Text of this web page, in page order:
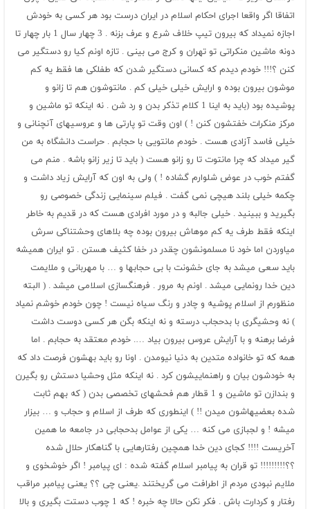
اتفاقا اگر واقعا اجرای احکام اسلام در ایران درست بود هر کسی به خودش
اجازه نمیداد که بیرون تیپ خلاف شرع و عرف بزنه . 3 چهار سال 1 بار چهار تا
دونه ماشین منکراتی تو تهران و کرج می بینی . تازه اونم کیا رو دستگیر می
کنن ؟!!! خودم دیدم که کسانی دستگیر شدن که طفلکی ها فقط یه کم
موشون بیرون بوده و ارایش خیلی خیلی کم . مانتوشون هم تا زانو و
پوشیده بود (باید به اینا 1 کلام تذکر بدن و رد شن . نه اینکه تو ماشین و
مرکز منکرات خفتشون کنن ! ) اون وقت تو پارتی ها و عروسیهای آنچنانی و
خیلی فاسد آزادی هست . خودم مانتویی با حجابم . حراست دانشگاه به من
گیر میداد که چرا مانتوت تا رو زانو هست ( باید تا زیر زانو باشه . منم می
گفتم خوب در عوض شلوارم گشاده ! ) ولی به اون که آرایش زیاد داشت و
چکمه خیلی بلند هیچی نمی گفت . فیلم سینمایی زندگی خصوصی رو
بگیرید و ببینید . خیلی جالبه و در مورد افرادی هست که در قدیم به خاطر
اینکه فقط طرف یه کم موهاش بیرون بوده چه بلاهای وحشتناکی سرش
میاوردن اما خود نا مسلمونشون چقدر در خفا کثیف هستن . تو ایران همیشه
باید سعی میشد به جای خشونت با بی حجابها و … با مهربانی و ملایمت
دین خدا رونمایی میشد . اونم به مرور . فرهنگسازی اسلامی میشد . ( البته
منظورم از اسلام پوشیه و چادر و رنگ سیاه نیست ! چون خودم خوشم نمیاد
) نه وحشیگری با بدحجاب درسته و نه اینکه بگن هر کسی دوست داشت
فرضا برهنه و با آرایش عروس بیرون بیاد …. خودم معتقد به حجابم . اما
همه که تو خانواده متدین به دنیا نیومدن . اونا رو باید بهشون فرصت داد که
به خودشون بیان و راهنماییشون کرد . نه اینکه مثل وحشیا دستش رو بگیرن
و بندازن تو ماشین و 1 قطار هم فحشهای تخصصی بدن ( که بهم ثابت
شده بعضیهاشون میدن !! ) اینطوری که طرف از اسلام و حجاب و … بیزار
میشه ! و لجبازی می کنه … یکی از عوامل بدحجابی در جامعه ما همین
آخریست !!!! کجای دین خدا همچین رفتارهایی با گناهکار حلال شده
؟؟!!!!!!!!! تو قران به پیامبر اسلام گفته شده : ای پیامبر ! اگر خوشخوی و
ملایم نبودی مردم از اطرافت می گریختند .یعنی چی ؟؟ یعنی پیامبر مراقب
رفتار و کردارت باش . فکر نکن حالا چه خبره ! که 1 چوب دستت بگیری و بالا